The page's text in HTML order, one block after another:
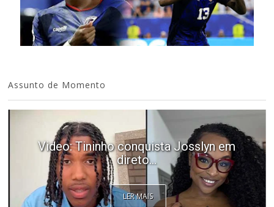
Assunto de Momento
Video: Tininho conquista Josslyn em
direto...
LER MAIS